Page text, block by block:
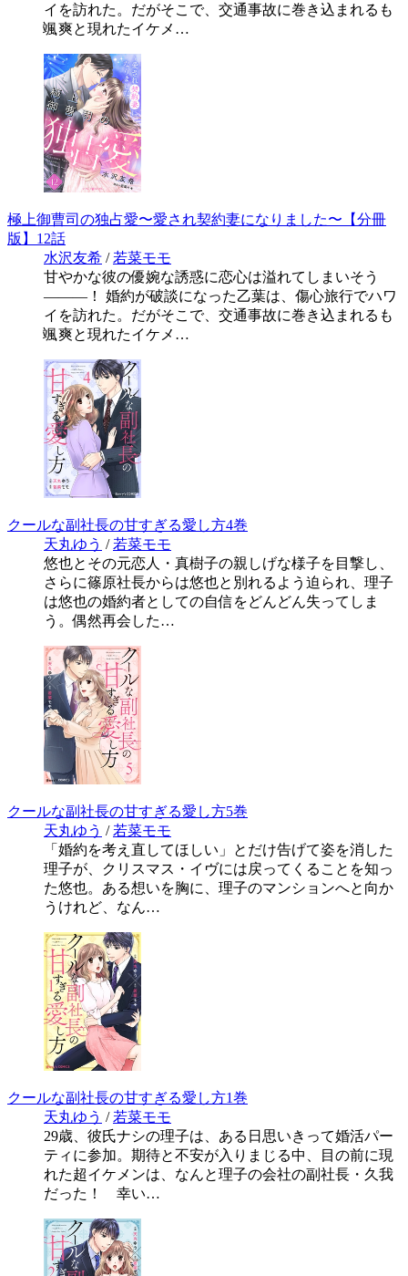
イを訪れた。だがそこで、交通事故に巻き込まれるも
颯爽と現れたイケメ…
極上御曹司の独占愛〜愛され契約妻になりました〜【分冊
版】12話
水沢友希 / 若菜モモ
甘やかな彼の優婉な誘惑に恋心は溢れてしまいそう
―――！ 婚約が破談になった乙葉は、傷心旅行でハワ
イを訪れた。だがそこで、交通事故に巻き込まれるも
颯爽と現れたイケメ…
クールな副社長の甘すぎる愛し方4巻
天丸ゆう / 若菜モモ
悠也とその元恋人・真樹子の親しげな様子を目撃し、
さらに篠原社長からは悠也と別れるよう迫られ、理子
は悠也の婚約者としての自信をどんどん失ってしま
う。偶然再会した…
クールな副社長の甘すぎる愛し方5巻
天丸ゆう / 若菜モモ
「婚約を考え直してほしい」とだけ告げて姿を消した
理子が、クリスマス・イヴには戻ってくることを知っ
た悠也。ある想いを胸に、理子のマンションへと向か
うけれど、なん…
クールな副社長の甘すぎる愛し方1巻
天丸ゆう / 若菜モモ
29歳、彼氏ナシの理子は、ある日思いきって婚活パー
ティに参加。期待と不安が入りまじる中、目の前に現
れた超イケメンは、なんと理子の会社の副社長・久我
だった！ 幸い…